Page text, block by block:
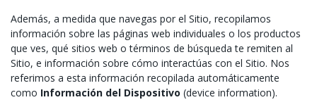
Además, a medida que navegas por el Sitio, recopilamos
información sobre las páginas web individuales o los productos
que ves, qué sitios web o términos de búsqueda te remiten al
Sitio, e información sobre cómo interactúas con el Sitio. Nos
referimos a esta información recopilada automáticamente
como Información del Dispositivo (device information).